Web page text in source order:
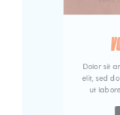
Dolor sit
elit, sed
ut